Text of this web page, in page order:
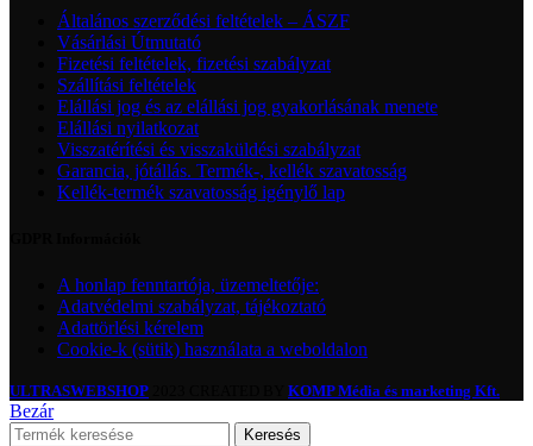
Általános szerződési feltételek – ÁSZF
Vásárlási Útmutató
Fizetési feltételek, fizetési szabályzat
Szállítási feltételek
Elállási jog és az elállási jog gyakorlásának menete
Elállási nyilatkozat
Visszatérítési és visszaküldési szabályzat
Garancia, jótállás. Termék-, kellék szavatosság
Kellék-termék szavatosság igénylő lap
A honlap fenntartója, üzemeltetője:
Adatvédelmi szabályzat, tájékoztató
Adattörlési kérelem
Cookie-k (sütik) használata a weboldalon
ULTRASWEBSHOP KOMP Média és marketing Kft.
Bezár
Keresés